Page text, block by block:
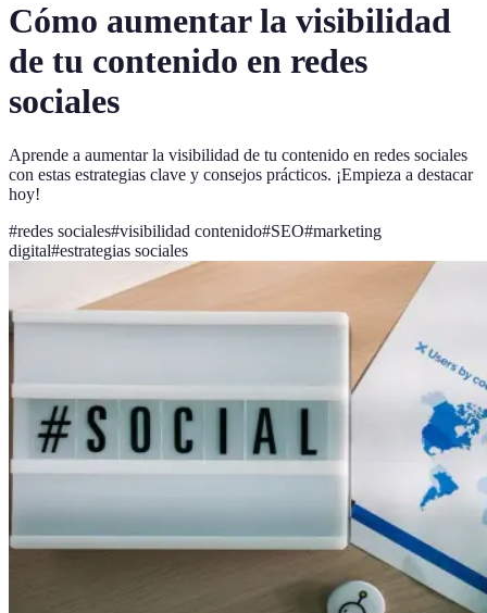
Cómo aumentar la visibilidad
de tu contenido en redes
sociales
Aprende a aumentar la visibilidad de tu contenido en redes sociales
con estas estrategias clave y consejos prácticos. ¡Empieza a destacar
hoy!
#redes sociales#visibilidad contenido#SEO#marketing
digital#estrategias sociales